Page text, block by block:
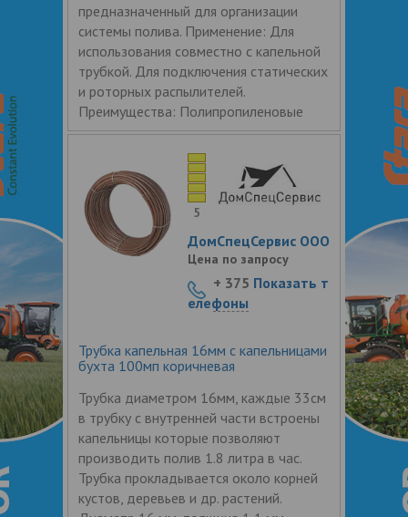
предназначенный для организации
системы полива. Применение: Для
использования совместно с капельной
трубкой. Для подключения статических
и роторных распылителей.
Преимущества: Полипропиленовые
Трубка капельная 16мм с капельницами
бухта 100мп коричневая
Трубка диаметром 16мм, каждые 33см
в трубку с внутренней части встроены
капельницы которые позволяют
производить полив 1.8 литра в час.
Трубка прокладывается около корней
кустов, деревьев и др. растений.
5
ДомСпецСервис ООО
Цена по запросу
+ 375 Показать т
елефоны